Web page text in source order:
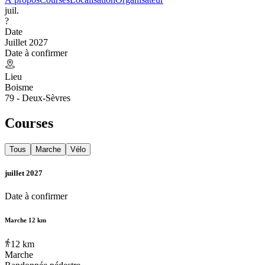
juil.
?
Date
Juillet 2027
Date à confirmer
Lieu
Boisme
79 - Deux-Sèvres
Courses
Tous Marche Vélo
juillet 2027
Date à confirmer
Marche 12 km
12 km
Marche